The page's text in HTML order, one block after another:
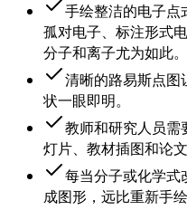
手绘整洁的电子
孤对电子、标注形式
分子和离子尤为如此。
清晰的路易斯点图
状一眼即明。
教师和研究人员需
灯片、教材插图和论文
每当分子或化学式
成图形，远比重新手